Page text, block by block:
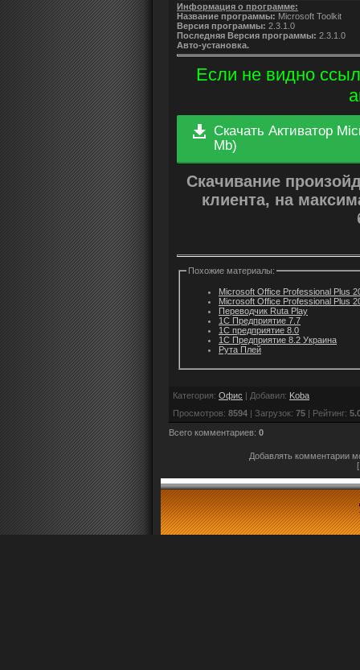
Информация о программе:
Название программы: Microsoft Toolkit
Версия программы: 2.3.1.0
Последняя Версия программы: 2.3.1.0
Авто-установка.
Если не видно
Скачать Активатор
Mb)
Скачивание
клиента, на
Похожие материалы:
Microsoft Office Professional Plus
Microsoft Office Professional Plus
Переводчик Ruta Play
1С Предприятие 7.7
1С предприятие 8.0
1С Предприятие 8.2 Украина
Рута Плей
Категория: Офис | Добавил: Koba
Просмотров: 8594 | Загрузок: 75 | Рейтинг:
Всего комментариев: 0
Добавлять комментарии